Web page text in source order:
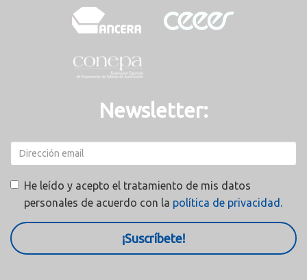
Newsletter:
He leído y acepto el tratamiento de mis datos
personales de acuerdo con la política de privacidad.
¡Suscríbete!